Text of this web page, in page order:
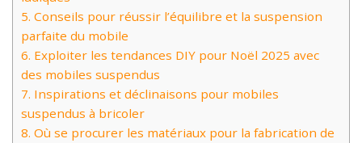
5. Conseils pour réussir l’équilibre et la suspension
parfaite du mobile
6. Exploiter les tendances DIY pour Noël 2025 avec
des mobiles suspendus
7. Inspirations et déclinaisons pour mobiles
suspendus à bricoler
8. Où se procurer les matériaux pour la fabrication de